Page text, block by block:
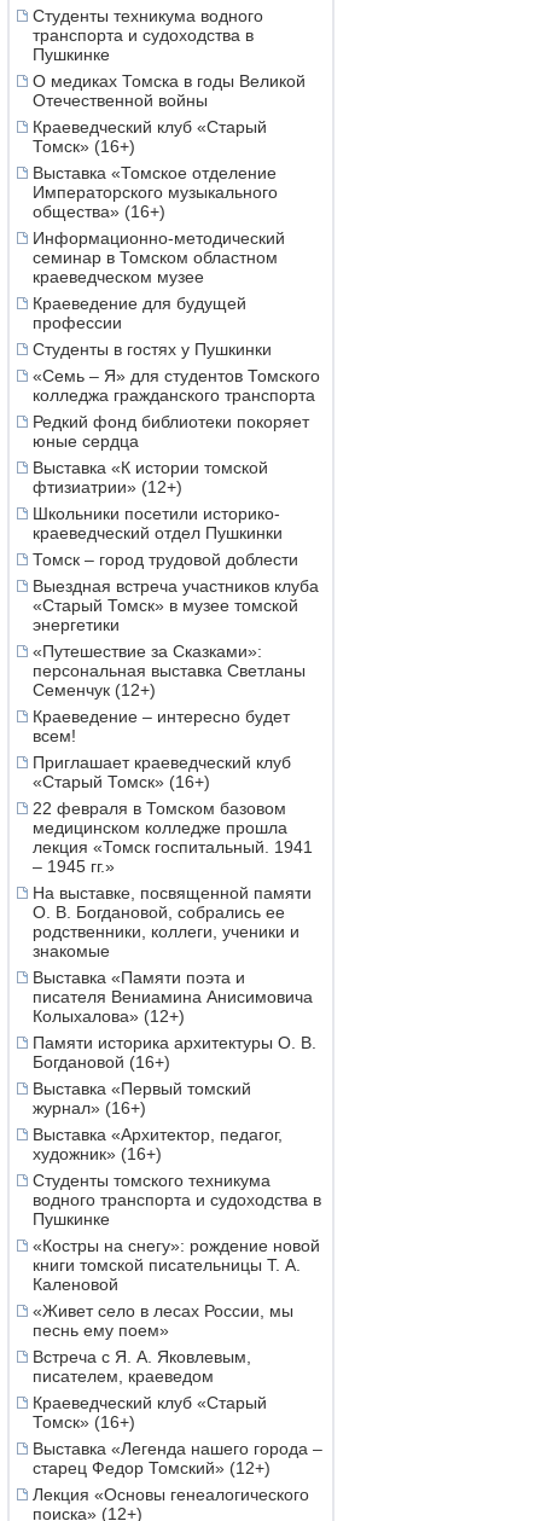
Студенты техникума водного
транспорта и судоходства в
Пушкинке
О медиках Томска в годы Великой
Отечественной войны
Краеведческий клуб «Старый
Томск» (16+)
Выставка «Томское отделение
Императорского музыкального
общества» (16+)
Информационно-методический
семинар в Томском областном
краеведческом музее
Краеведение для будущей
профессии
Студенты в гостях у Пушкинки
«Семь – Я» для студентов Томского
колледжа гражданского транспорта
Редкий фонд библиотеки покоряет
юные сердца
Выставка «К истории томской
фтизиатрии» (12+)
Школьники посетили историко-
краеведческий отдел Пушкинки
Томск – город трудовой доблести
Выездная встреча участников клуба
«Старый Томск» в музее томской
энергетики
«Путешествие за Сказками»:
персональная выставка Светланы
Семенчук (12+)
Краеведение – интересно будет
всем!
Приглашает краеведческий клуб
«Старый Томск» (16+)
22 февраля в Томском базовом
медицинском колледже прошла
лекция «Томск госпитальный. 1941
– 1945 гг.»
На выставке, посвященной памяти
О. В. Богдановой, собрались ее
родственники, коллеги, ученики и
знакомые
Выставка «Памяти поэта и
писателя Вениамина Анисимовича
Колыхалова» (12+)
Памяти историка архитектуры О. В.
Богдановой (16+)
Выставка «Первый томский
журнал» (16+)
Выставка «Архитектор, педагог,
художник» (16+)
Студенты томского техникума
водного транспорта и судоходства в
Пушкинке
«Костры на снегу»: рождение новой
книги томской писательницы Т. А.
Каленовой
«Живет село в лесах России, мы
песнь ему поем»
Встреча с Я. А. Яковлевым,
писателем, краеведом
Краеведческий клуб «Старый
Томск» (16+)
Выставка «Легенда нашего города –
старец Федор Томский» (12+)
Лекция «Основы генеалогического
поиска» (12+)